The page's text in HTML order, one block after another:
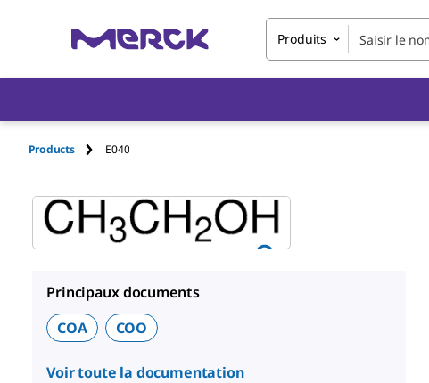
Produits
Products E040
Principaux documents
COA
COO
Voir toute la documentation